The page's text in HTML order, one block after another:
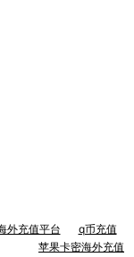
外充值平台 q币充值
苹果卡密海外充值